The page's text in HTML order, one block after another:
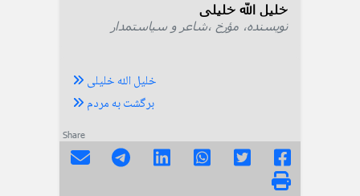
خلیل الله خلیلی
نویسنده، مؤرخ ،شاعر و سیاستمدار
خلیل الله خلیلی
برگشت به مردم
Share